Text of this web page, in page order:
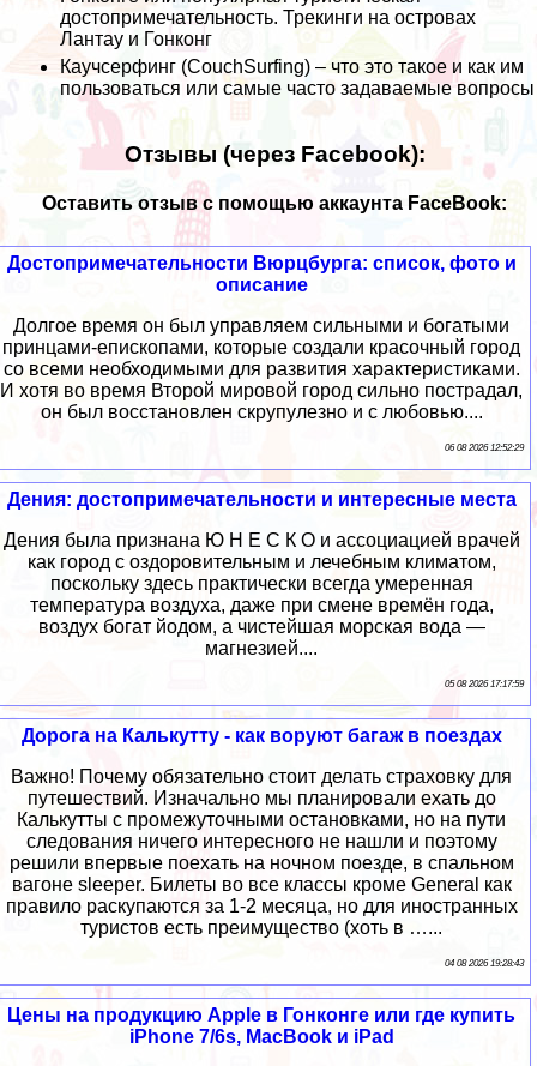
достопримечательность. Трекинги на островах
Лантау и Гонконг
Каучсерфинг (CouchSurfing) – что это такое и как им
пользоваться или самые часто задаваемые вопросы
Отзывы (через Facebook):
Оставить отзыв с помощью аккаунта FaceBook:
Достопримечательности Вюрцбурга: список, фото и
описание
Долгое время он был управляем сильными и богатыми
принцами-епископами, которые создали красочный город
со всеми необходимыми для развития характеристиками.
И хотя во время Второй мировой город сильно пострадал,
он был восстановлен скрупулезно и с любовью....
06 08 2026 12:52:29
Дения: достопримечательности и интересные места
Дения была признана Ю Н Е С К О и ассоциацией врачей
как город с оздоровительным и лечебным климатом,
поскольку здесь практически всегда умеренная
температура воздуха, даже при смене времён года,
воздух богат йодом, а чистейшая морская вода —
магнезией....
05 08 2026 17:17:59
Дорога на Калькутту - как воруют багаж в поездах
Важно! Почему обязательно стоит делать страховку для
путешествий. Изначально мы планировали ехать до
Калькутты с промежуточными остановками, но на пути
следования ничего интересного не нашли и поэтому
решили впервые поехать на ночном поезде, в спальном
вагоне sleeper. Билеты во все классы кроме General как
правило раскупаются за 1-2 месяца, но для иностранных
туристов есть преимущество (хоть в …...
04 08 2026 19:28:43
Цены на продукцию Apple в Гонконге или где купить
iPhone 7/6s, MacBook и iPad